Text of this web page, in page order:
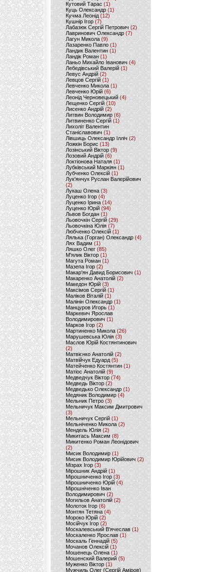
Кутовий Тарас (1)
Куць Олександр (1)
Кучма Леонід (12)
Кушнір Ігор(7)
Лабазюк Сергій Петрович (2)
Лавринович Олександр(7)
Лагун Микола(9)
Лазаренко Павло (1)
Ландик Валентин (1)
Ландік Роман (1)
Ланьо Михайло Іванович(4)
Лебедівський Валерій(1)
Левус Андрій(2)
Левцов Сергій (1)
Левченко Микола (1)
Левченко Юрій (6)
Леонід Черновецький (4)
Лещенко Сергій (10)
Лисенко Андрій (2)
Литвин Володимир (6)
Литвиненко Сергій (1)
Лихоліт Валентин
Станіславович (1)
Лівшиць Олександр Ілліч (2)
Ложкін Борис(13)
Лозінський Віктор(9)
Лозовий Андрій (6)
Локтіонова Наталя (1)
Лубківський Маркіян(1)
Лубченко Олексій (1)
Лук'янчук Руслан Валерійович
(2)
Лукаш Олена (3)
Луценко Ігор (4)
Луценко Ірина (14)
Луценко Юрій (94)
Львов Богдан (1)
Льовочкін Сергій (29)
Льовочкіна Юлія(7)
Любченко Олексій(1)
Лялька (Горган) Олександр(4)
Лях Вадим (1)
Ляшко Олег (85)
М'ялик Віктор(1)
Магута Роман(1)
Мазепа Ігор (2)
Макар'ян Давид Борисович(1)
Макаренко Анатолій (2)
Македон Юрій(3)
Максімов Сергій (1)
Маліков Віталій (1)
Малінін Олександр (1)
Манцуров Игорь (1)
Маркевич Ярослав
Володимирович (1)
Марков Ігор (2)
Мартиненко Микола (26)
Марушевська Юлія (3)
Маслов Юрій Костянтинович
(2)
Матвієнко Анатолій (2)
Матвійчук Едуард(5)
Матейченко Костянтин (1)
Матіос Анатолій (9)
Медведчук Віктор(74)
Медведь Віктор (2)
Медведько Олександр (1)
Медяник Володимир(4)
Мельник Петро (3)
Мельничук Максим Дмитрович
(3)
Мельничук Сергій (1)
Мельніченко Микола (2)
Мендель Юлія (2)
Микитась Максим (8)
Микитенко Роман Леонідович
(2)
Мисик Володимир (1)
Мисик Володимир Юрійович(2)
Мізрах Ігор(3)
Мірошник Андрій(1)
Мірошниченко Ігор (3)
Мірошниченко Юрій(4)
Мірошніченко Іван
Володимирович (2)
Могильов Анатолій (2)
Молоток Ігор (6)
Монтян Тетяна (4)
Мороко Юрій(2)
Мосійчук Ігор (2)
Москалевський В'ячеслав (1)
Москаленко Ярослав (1)
Москаль Геннадій (5)
Мочанов Олексій(1)
Мошенець Олена(1)
Мошенский Валерий (5)
Муженко Віктор (1)
Мужчиль Олег (Сергій Аміров)